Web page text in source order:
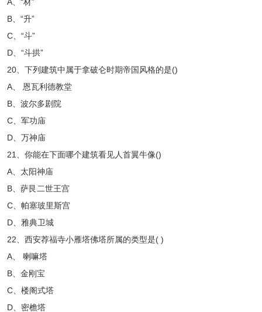
B、“升”
C、“斗”
D、“斗拱”
20、下列建筑中属于拿破仑时期帝国风格的是()
A、 恩瓦利德教堂
B、波尔多剧院
C、军功庙
D、万神庙
21、你能在下面哪个建筑看见人首翼牛像()
A、太阳神庙
B、萨艮二世王宫
C、帕塞玻里斯宫
D、雅典卫城
22、西安荐福寺小雁塔佛塔所属的类型是( )
A、 喇嘛塔
B、金刚宝
C、楼阁式塔
D、密檐塔